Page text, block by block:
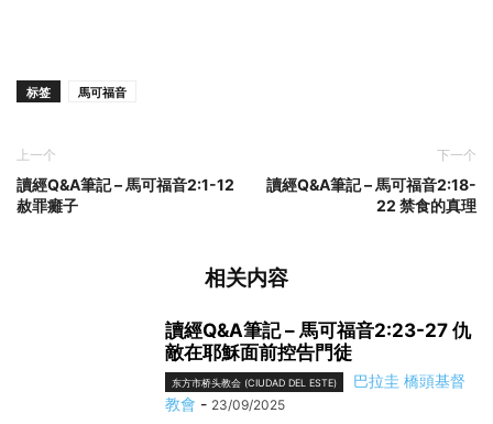
标签 馬可福音
上一个
讀經Q&A筆記 – 馬可福音2:1-12
赦罪癱子
下一个
讀經Q&A筆記 – 馬可福音2:18-
22 禁食的真理
相关内容
讀經Q&A筆記 – 馬可福音2:23-27 仇
敵在耶穌面前控告門徒
东方市桥头教会 (CIUDAD DEL ESTE)
巴拉圭 橋頭基督
教會 - 23/09/2025